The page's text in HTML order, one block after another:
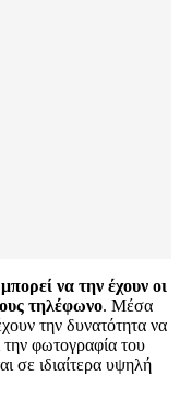
να την έχουν οι
τηλέφωνο. Μέσα
την δυνατότητα να
την φωτογραφία του
σε ιδιαίτερα υψηλή